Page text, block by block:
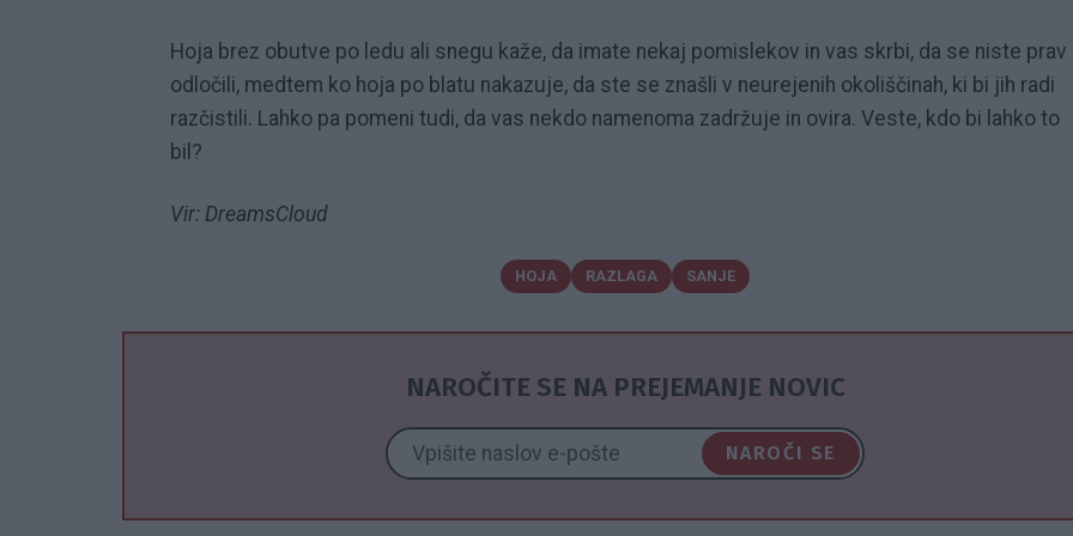
Hoja brez obutve po ledu ali snegu kaže, da imate nekaj pomislekov in vas skrbi, da se niste prav
odločili, medtem ko hoja po blatu nakazuje, da ste se znašli v neurejenih okoliščinah, ki bi jih radi
razčistili. Lahko pa pomeni tudi, da vas nekdo namenoma zadržuje in ovira. Veste, kdo bi lahko to
bil?
Vir: DreamsCloud
HOJA RAZLAGA SANJE
NAROČITE SE NA PREJEMANJE NOVIC
NAROČI SE